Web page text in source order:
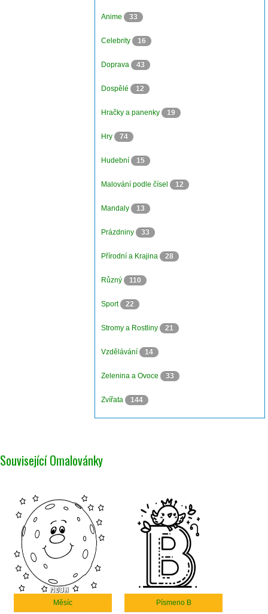
Anime 33
Celebrity 16
Doprava 43
Dospělé 12
Hračky a panenky 19
Hry 74
Hudební 15
Malování podle čísel 12
Mandaly 13
Prázdniny 33
Přírodní a Krajina 28
Různý 110
Sport 22
Stromy a Rostliny 21
Vzdělávání 14
Zelenina a Ovoce 33
Zvířata 144
Související Omalovánky
Měsíc Písmeno B